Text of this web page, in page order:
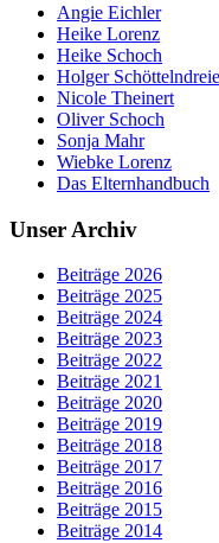
Angie Eichler
Heike Lorenz
Heike Schoch
Holger
Nicole Theinert
Oliver Schoch
Sonja Mahr
Wiebke Lorenz
Das Elternhandbuch
Unser Archiv
Beiträge 2026
Beiträge 2025
Beiträge 2024
Beiträge 2023
Beiträge 2022
Beiträge 2021
Beiträge 2020
Beiträge 2019
Beiträge 2018
Beiträge 2017
Beiträge 2016
Beiträge 2015
Beiträge 2014